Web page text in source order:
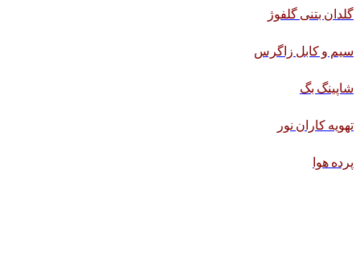
گلدان بتنی گلفوژ
سیم و کابل زاگرس
شاپینگ بگ
تهویه کاران نور
پرده هوا